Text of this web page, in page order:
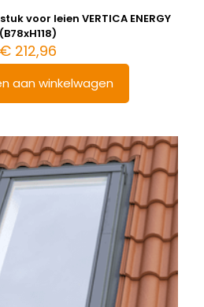
voor leien VERTICA ENERGY
(B78xH118)
€212,96
aan winkelwagen